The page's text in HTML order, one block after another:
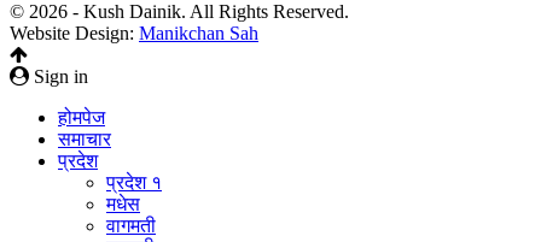
© 2026 - Kush Dainik. All Rights Reserved.
Website Design: Manikchan Sah
Sign in
होमपेज
समाचार
प्रदेश
प्रदेश १
मधेस
वागमती